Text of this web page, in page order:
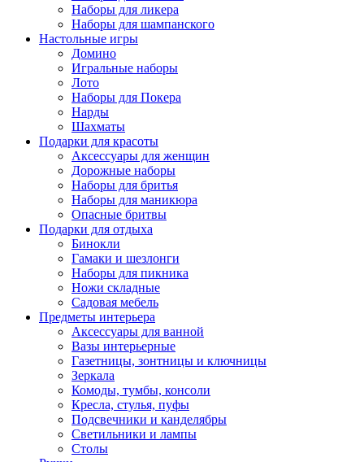
Наборы для ликера
Наборы для шампанского
Настольные игры
Домино
Игральные наборы
Лото
Наборы для Покера
Нарды
Шахматы
Подарки для красоты
Аксессуары для женщин
Дорожные наборы
Наборы для бритья
Наборы для маникюра
Опасные бритвы
Подарки для отдыха
Бинокли
Гамаки и шезлонги
Наборы для пикника
Ножи складные
Садовая мебель
Предметы интерьера
Аксессуары для ванной
Вазы интерьерные
Газетницы, зонтницы и ключницы
Зеркала
Комоды, тумбы, консоли
Кресла, стулья, пуфы
Подсвечники и канделябры
Светильники и лампы
Столы